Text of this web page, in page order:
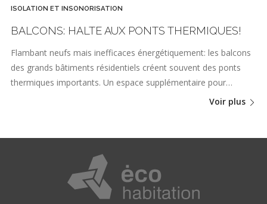
ISOLATION ET INSONORISATION
BALCONS: HALTE AUX PONTS THERMIQUES!
Flambant neufs mais inefficaces énergétiquement: les balcons
des grands bâtiments résidentiels créent souvent des ponts
thermiques importants. Un espace supplémentaire pour…
Voir plus